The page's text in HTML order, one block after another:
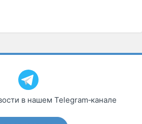
в нашем Telegram‑канале